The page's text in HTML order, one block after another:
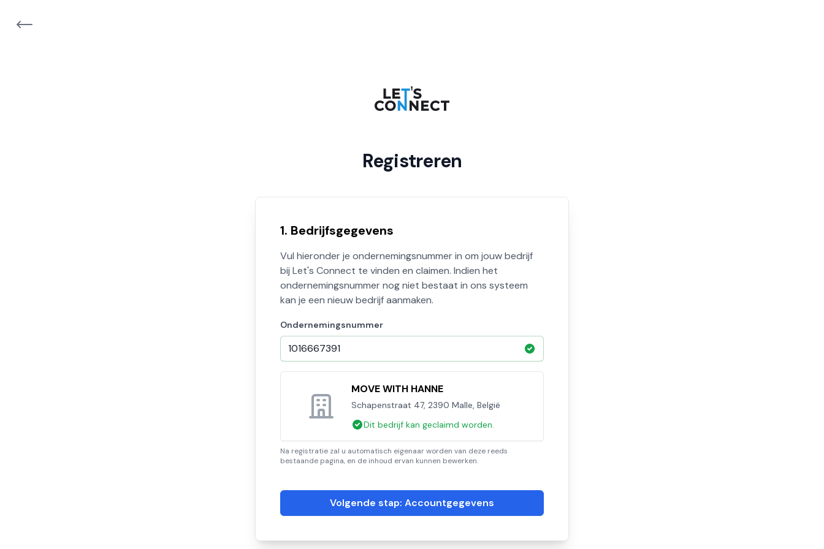
Registreren
1. Bedrijfsgegevens
Vul hieronder je ondernemingsnummer in om jouw bedrijf
bij Let's Connect te vinden en claimen. Indien het
ondernemingsnummer nog niet bestaat in ons systeem
kan je een nieuw bedrijf aanmaken.
Ondernemingsnummer
MOVE WITH HANNE
Schapenstraat 47, 2390 Malle, België
Dit bedrijf kan geclaimd worden.
Na registratie zal u automatisch eigenaar worden van deze reeds
bestaande pagina, en de inhoud ervan kunnen bewerken.
Volgende stap: Accountgegevens